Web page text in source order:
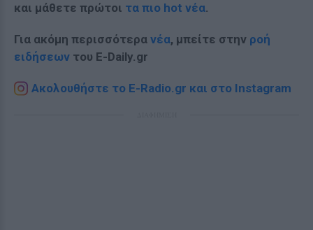
και μάθετε πρώτοι τα πιο hot νέα.
Για ακόμη περισσότερα νέα, μπείτε στην ροή
ειδήσεων του E-Daily.gr
Ακολουθήστε το E-Radio.gr και στο Instagram